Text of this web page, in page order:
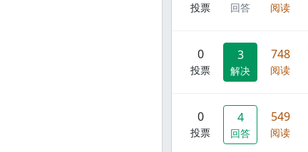
投票 回答 阅读
0
投票
3
解决
748
阅读
0
投票
4
回答
549
阅读